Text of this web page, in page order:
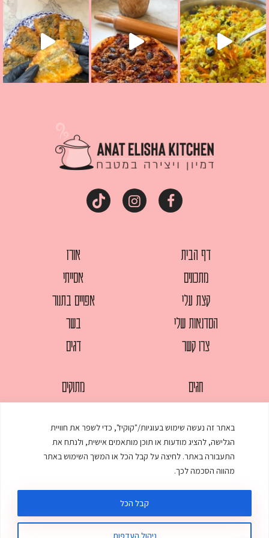
באתר זה נעשה שימוש בעוגיות/"קוקיז", כדי לשפר את חוויית
הגלישה, להציג מודעות או תוכן מותאמים אישית, ולנתח את
התעבורה באתר. לחיצה על קבל הכל או המשך השימוש באתר
מהווה הסכמה לכך.
ניהול העדפות
קבל הכל
דף הבית
מתכונים
קצת עלי
הסדנאות שלי
צרו קשר
אורז
אסייתי
אפויים בתנור
בשר
דגים
חגים
מאפים
ממולאים
מרקים
מתוקים
עוגות
עוף